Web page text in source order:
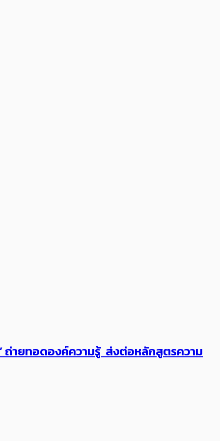
ถ่ายทอดองค์ความรู้ ส่งต่อหลักสูตรความ